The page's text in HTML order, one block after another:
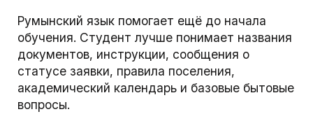
Румынский язык помогает ещё до начала
обучения. Студент лучше понимает названия
документов, инструкции, сообщения о
статусе заявки, правила поселения,
академический календарь и базовые бытовые
вопросы.